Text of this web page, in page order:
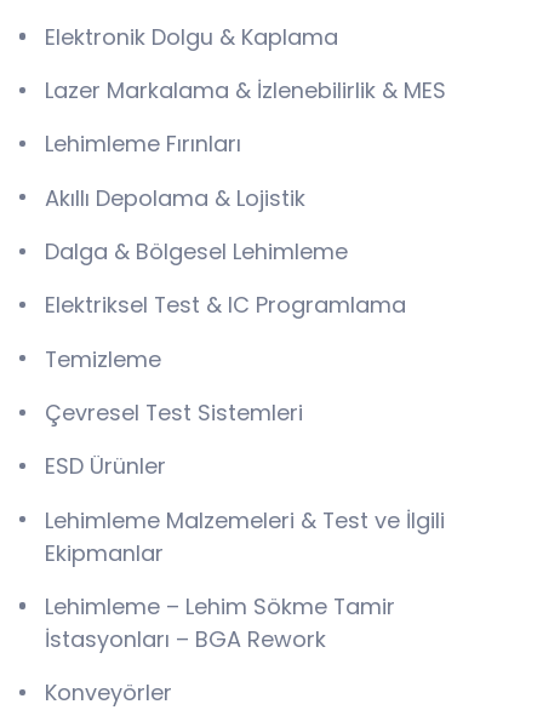
Elektronik Dolgu & Kaplama
Lazer Markalama & İzlenebilirlik & MES
Lehimleme Fırınları
Akıllı Depolama & Lojistik
Dalga & Bölgesel Lehimleme
Elektriksel Test & IC Programlama
Temizleme
Çevresel Test Sistemleri
ESD Ürünler
Lehimleme Malzemeleri & Test ve İlgili
Ekipmanlar
Lehimleme – Lehim Sökme Tamir
İstasyonları – BGA Rework
Konveyörler